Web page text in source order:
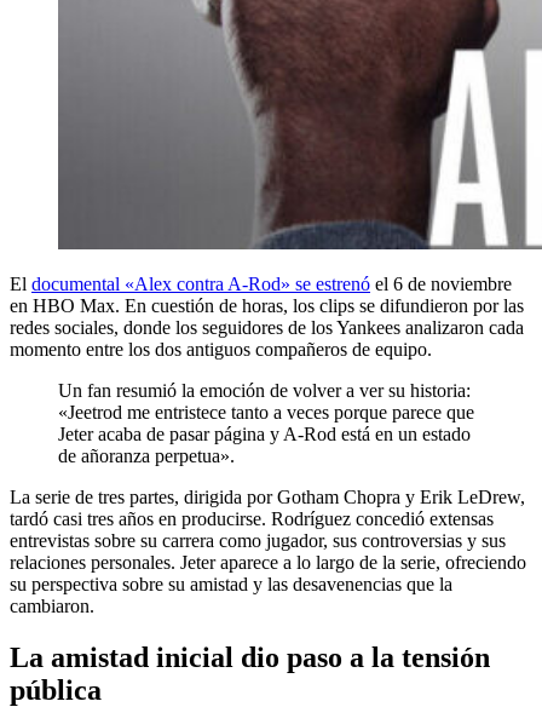
El documental «Alex contra A-Rod» se estrenó el 6 de noviembre
en HBO Max. En cuestión de horas, los clips se difundieron por las
redes sociales, donde los seguidores de los Yankees analizaron cada
momento entre los dos antiguos compañeros de equipo.
Un fan resumió la emoción de volver a ver su historia:
«Jeetrod me entristece tanto a veces porque parece que
Jeter acaba de pasar página y A-Rod está en un estado
de añoranza perpetua».
La serie de tres partes, dirigida por Gotham Chopra y Erik LeDrew,
tardó casi tres años en producirse. Rodríguez concedió extensas
entrevistas sobre su carrera como jugador, sus controversias y sus
relaciones personales. Jeter aparece a lo largo de la serie, ofreciendo
su perspectiva sobre su amistad y las desavenencias que la
cambiaron.
La amistad inicial dio paso a la tensión
pública